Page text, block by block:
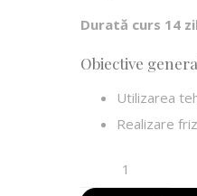
Durată curs 14
Obiective
Utilizarea
Realizare